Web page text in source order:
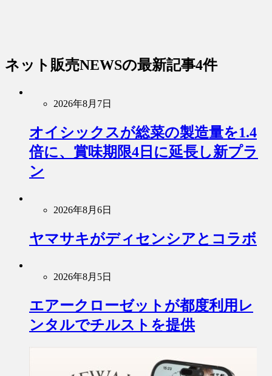
ネット販売NEWSの最新記事4件
2026年8月7日
オイシックスが総菜の製造量を1.4
倍に、賞味期限4日に延長し新プラ
ン
2026年8月6日
ヤマサキがディセンシアとコラボ
2026年8月5日
エアークローゼットが都度利用レ
ンタルでチルストを提供